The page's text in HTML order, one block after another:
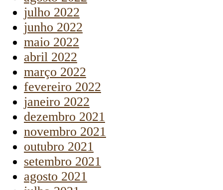
julho 2022
junho 2022
maio 2022
abril 2022
março 2022
fevereiro 2022
janeiro 2022
dezembro 2021
novembro 2021
outubro 2021
setembro 2021
agosto 2021